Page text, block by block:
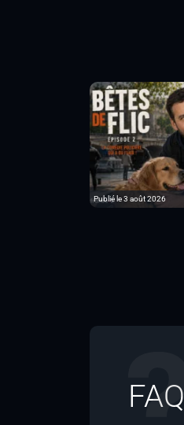
Publié le 3 août 2026
FAQ